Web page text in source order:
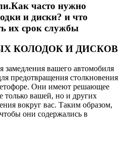
часто нужно
и диски? и что
их срок службы
КОЛОДОК И ДИСКОВ
вашего автомобиля
предотвращения столкновения
Они имеют решающее
только вашей, но и других
вокруг вас. Таким образом,
они содержались в